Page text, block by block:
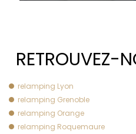
RETROUVEZ-
relamping Lyon
relamping Grenoble
relamping Orange
relamping Roquemaure